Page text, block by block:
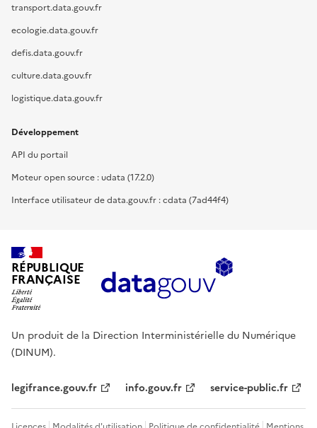
transport.data.gouv.fr
ecologie.data.gouv.fr
defis.data.gouv.fr
culture.data.gouv.fr
logistique.data.gouv.fr
Développement
API du portail
Moteur open source : udata (17.2.0)
Interface utilisateur de data.gouv.fr : cdata (7ad44f4)
RÉPUBLIQUE
FRANÇAISE
Un produit de la Direction Interministérielle du Numérique
(DINUM).
legifrance.gouv.fr info.gouv.fr service-public.fr